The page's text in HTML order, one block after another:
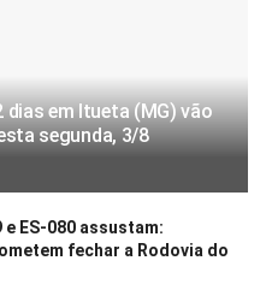
em Itueta (MG) vão
segunda, 3/8
e ES-080 assustam:
fechar a Rodovia do